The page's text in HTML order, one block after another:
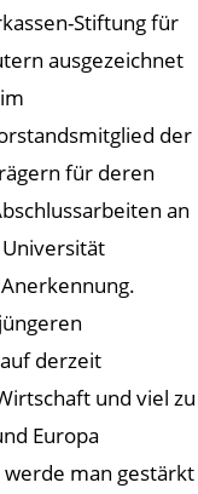
Stiftung für
ausgezeichnet
der
für deren
an
Universität
derzeit
und viel zu
Europa
man gestärkt